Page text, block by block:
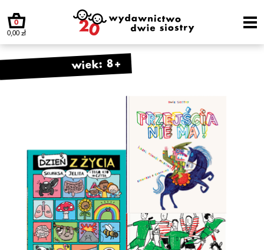
0
0,00 zł
wiek: 8+